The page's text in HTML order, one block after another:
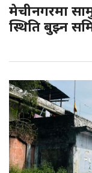
मेचीनगरमा
स्थिति बुझ्न